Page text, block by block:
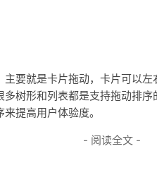
要就是卡片拖动，卡片可以
树形和列表都是支持拖动排
提高用户体验度。
- 阅读全文 -